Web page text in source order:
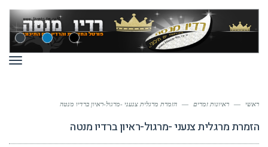
ראשי — ראיונות זמרים — הזמרת מרגלית צנעני -מרגול-ראיון ברדיו מנטה
הזמרת מרגלית צנעני -מרגול-ראיון ברדיו מנטה